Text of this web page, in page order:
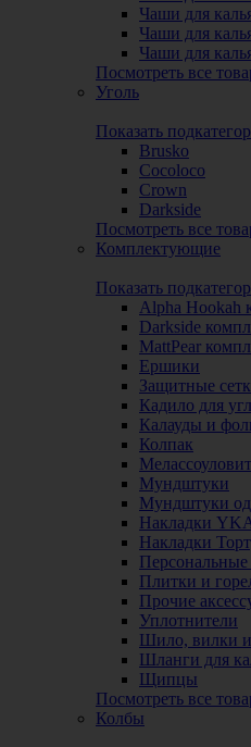
Чаши для
Чаши для
Чаши для
Посмотреть все
Уголь
Показать
Brusko
Cocoloco
Crown
Darkside
Посмотреть все
Комплектующие
Показать
Alpha Hookah
Darkside
MattPear
Ершики
Защитные
Кадило для
Калауды и
Колпак
Мундштуки
Мундштуки
Накладки
Накладки
Плитки и
Прочие
Уплотнители
Шило, вилки
Шланги для
Щипцы
Посмотреть все
Колбы